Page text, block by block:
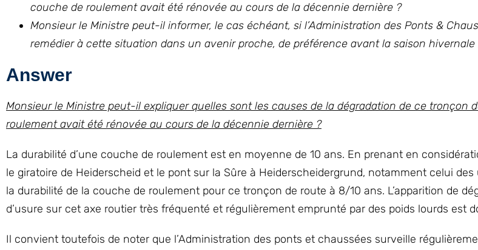
couche de roulement avait été rénovée au cours de la décennie dernière ?
Monsieur le Ministre peut-il informer, le cas échéant, si l’Administration des Ponts &
remédier à cette situation dans un avenir proche, de préférence avant la saison
Answer
Monsieur le Ministre peut-il expliquer quelles sont les causes de la dégradation de ce tronçon
roulement avait été rénovée au cours de la décennie dernière ?
La durabilité d’une couche de roulement est en moyenne de 10 ans. En prenant en
le giratoire de Heiderscheid et le pont sur la Sûre à Heiderscheidergrund, notamment celui
la durabilité de la couche de roulement pour ce tronçon de route à 8/10 ans. L’apparition de
d’usure sur cet axe routier très fréquenté et régulièrement emprunté par des poids lourds est
Il convient toutefois de noter que l’Administration des ponts et chaussées surveille